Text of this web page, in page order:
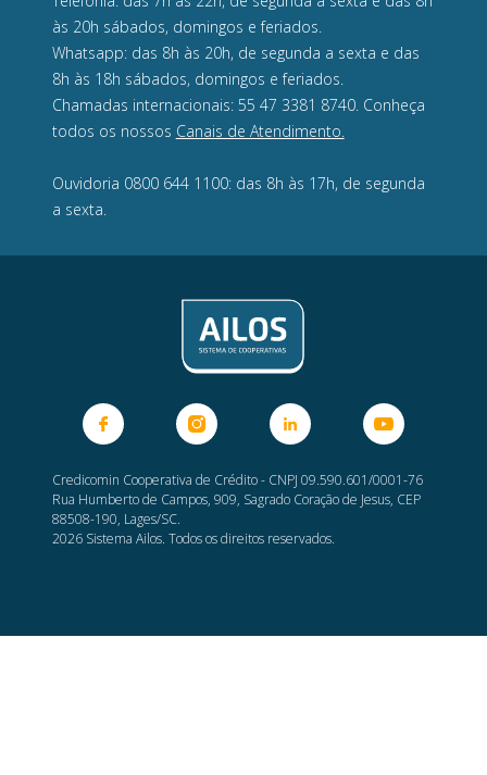
às 20h sábados, domingos e feriados.
Whatsapp: das 8h às 20h, de segunda a sexta e das
8h às 18h sábados, domingos e feriados.
Chamadas internacionais: 55 47 3381 8740. Conheça
todos os nossos Canais de Atendimento.
Ouvidoria 0800 644 1100: das 8h às 17h, de segunda
a sexta.
Credicomin Cooperativa de Crédito - CNPJ 09.590.601/0001-76
Rua Humberto de Campos, 909, Sagrado Coração de Jesus, CEP
88508-190, Lages/SC.
2026 Sistema Ailos. Todos os direitos reservados.